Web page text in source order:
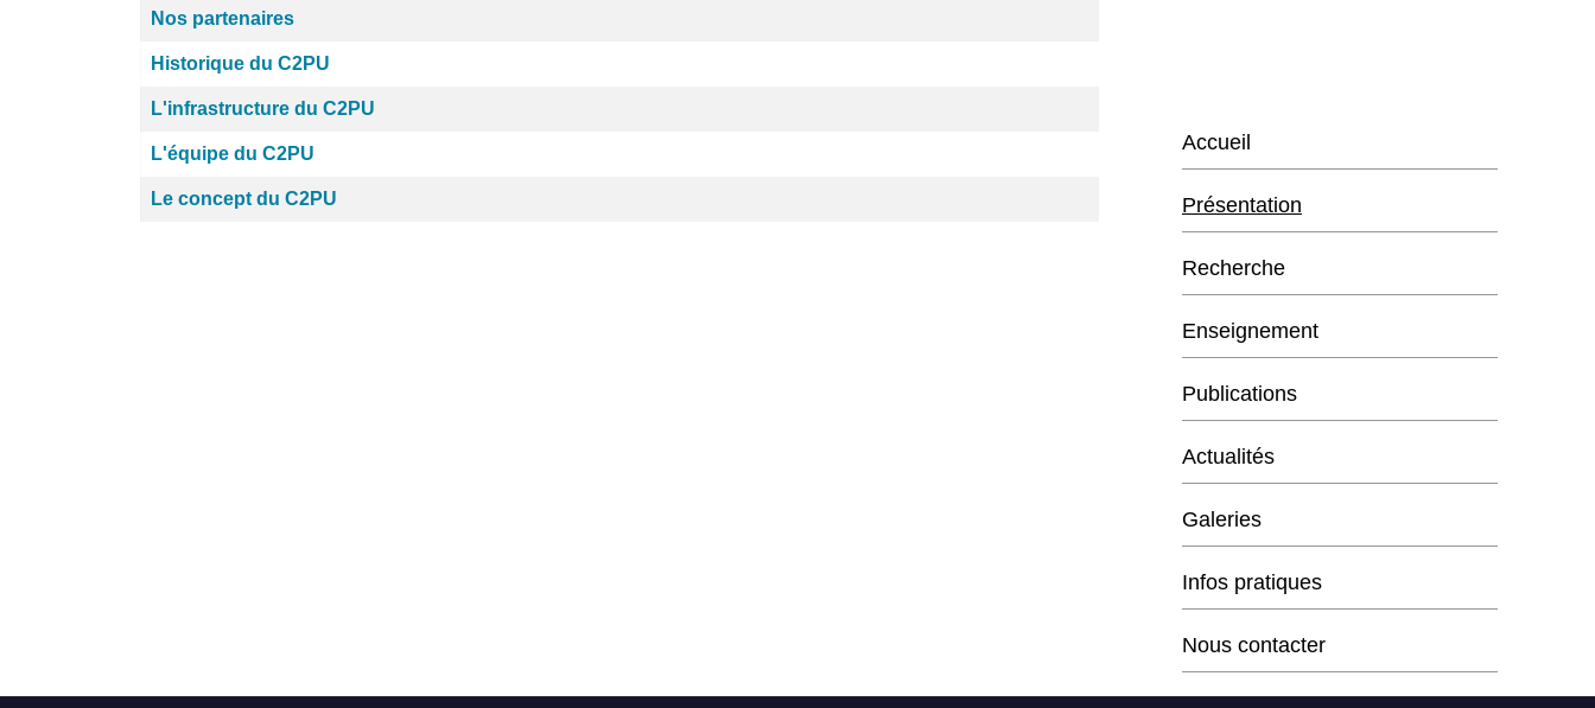
Articles
Titre
Nos partenaires
Historique du C2PU
L'infrastructure du C2PU
L'équipe du C2PU
Le concept du C2PU
Accueil
Présentation
Recherche
Enseignement
Publications
Actualités
Galeries
Infos pratiques
Nous contacter